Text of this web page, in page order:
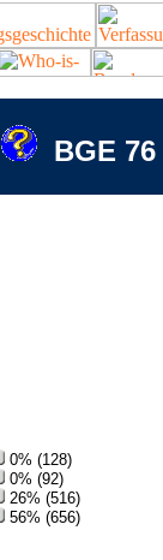
BGE
0% (128)
0% (92)
26% (516)
56% (656)